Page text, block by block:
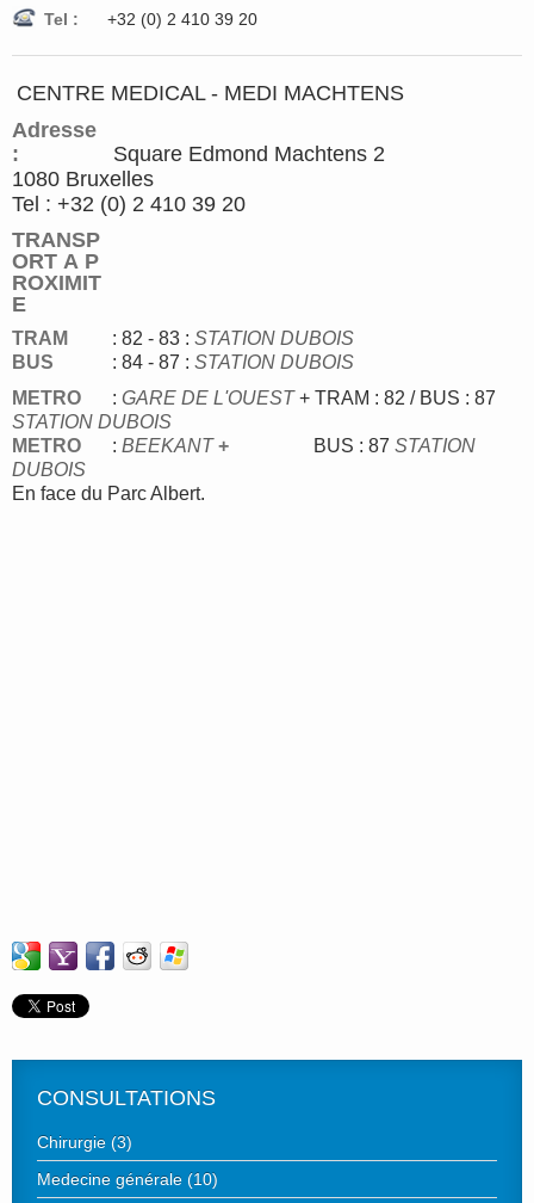
Tel : +32 (0) 2 410 39 20
CENTRE MEDICAL - MEDI MACHTENS
Adresse
:
Square Edmond Machtens 2
1080 Bruxelles
Tel : +32 (0) 2 410 39 20
TRANSP
ORT A P
ROXIMIT
E
TRAM : 82 - 83 : STATION DUBOIS
BUS
: 84 - 87 : STATION DUBOIS
METRO
: GARE DE L'OUEST+ TRAM : 82 / BUS : 87
STATION DUBOIS
METRO
: BEEKANT+ BUS : 87 STATION
DUBOIS
En face du Parc Albert.
CONSULTATIONS
Chirurgie (3)
Medecine générale (10)